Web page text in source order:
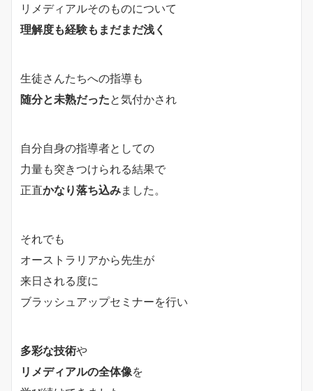
リメディアルそのものについて
理解度も経験もまだまだ浅く
生徒さんたちへの指導も
随分と未熟だったと気付かされ
自分自身の指導者としての
力量も突きつけられる結果で
正直かなり落ち込みました。
それでも
オーストラリアから先生が
来日される度に
ブラッシュアップセミナーを行い
多彩な技術や
リメディアルの全体像を